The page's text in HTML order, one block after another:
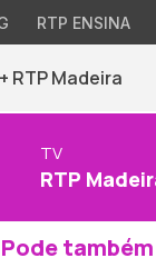
RTP ENSINA
+ RTP Madeira
TV
RTP
Pode